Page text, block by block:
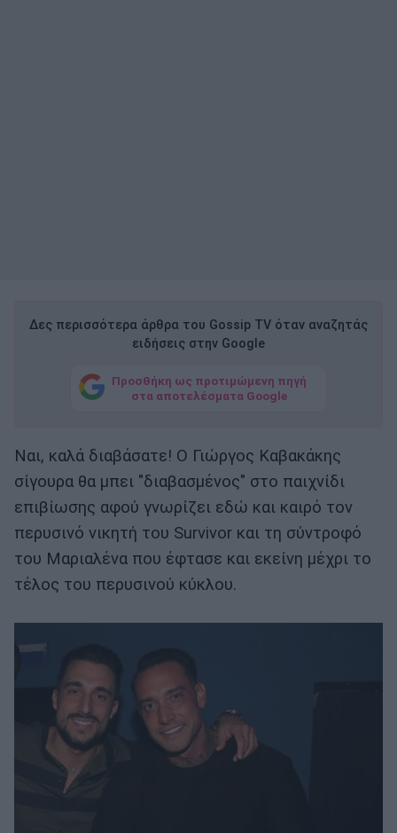
Δες περισσότερα άρθρα του Gossip TV όταν αναζητάς
ειδήσεις στην Google
Προσθήκη ως προτιμώμενη πηγή
στα αποτελέσματα Google
Ναι, καλά διαβάσατε! Ο Γιώργος Καβακάκης
σίγουρα θα μπει "διαβασμένος" στο παιχνίδι
επιβίωσης αφού γνωρίζει εδώ και καιρό τον
περυσινό νικητή του Survivor και τη σύντροφό
του Μαριαλένα που έφτασε και εκείνη μέχρι το
τέλος του περυσινού κύκλου.